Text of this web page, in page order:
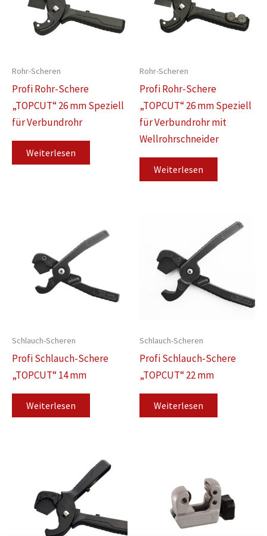
Rohr-Scheren
Profi Rohr-Schere
„TOPCUT“ 26 mm Speziell
für Verbundrohr
Weiterlesen
Rohr-Scheren
Profi Rohr-Schere
„TOPCUT“ 26 mm Speziell
für Verbundrohr mit
Wellrohrschneider
Weiterlesen
Schlauch-Scheren
Profi Schlauch-Schere
„TOPCUT“ 14 mm
Weiterlesen
Schlauch-Scheren
Profi Schlauch-Schere
„TOPCUT“ 22 mm
Weiterlesen